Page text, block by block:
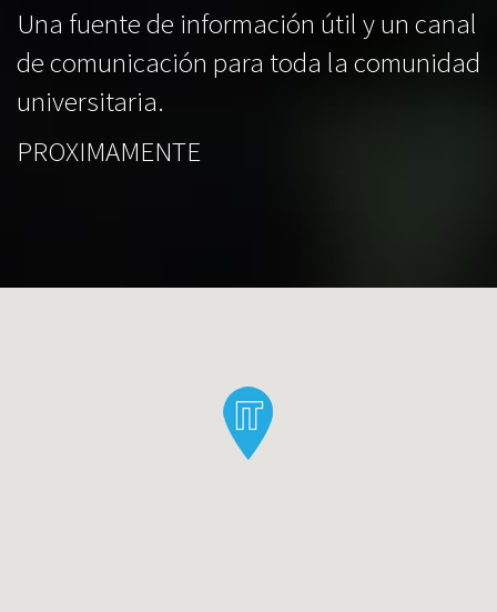
Una fuente de información útil y un canal
de comunicación para toda la comunidad
universitaria.
PROXIMAMENTE